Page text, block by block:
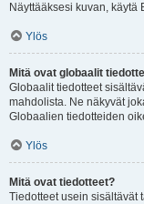
Näyttääksesi kuvan, käytä
Ylös
Mitä ovat globaalit
Globaalit tiedotteet
mahdolista. Ne näkyvät
Globaalien tiedotteiden
Ylös
Mitä ovat tiedotteet?
Tiedotteet usein sisältävät